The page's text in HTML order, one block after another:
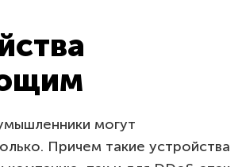
могут
Причем такие устройства